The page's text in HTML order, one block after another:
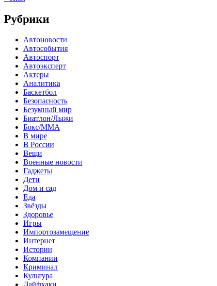
Рубрики
Автоновости
Автособытия
Автоспорт
Автоэксперт
Актеры
Аналитика
Баскетбол
Безопасность
Безумный мир
Биатлон/Лыжи
Бокс/MMA
В мире
В России
Вещи
Военные новости
Гаджеты
Дети
Дом и сад
Еда
Звёзды
Здоровье
Игры
Импортозамещение
Интернет
Истории
Компании
Криминал
Культура
Лайфхаки